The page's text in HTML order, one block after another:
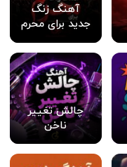
آهنگ زنگ
جدید برای محرم
چالش تغییر
ناخن